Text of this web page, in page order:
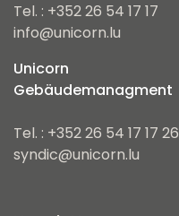
Tel. : +352 26 54 17 17
info@unicorn.lu
Unicorn
Gebäudemanagment
Tel. : +352 26 54 17 17 26
syndic@unicorn.lu